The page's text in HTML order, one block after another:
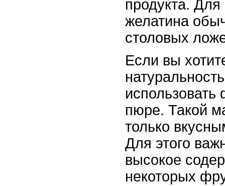
продукта.
желатина
столовых
Если вы
пюре. Такой
только
Для этого
высокое
некоторых